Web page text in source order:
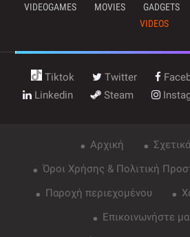
VIDEOGAMES MOVIES GADGETS
VIDEOS
Tiktok Twitter
Linkedin
Steam
Αρχική
Όροι Χρήσης & Πολιτική
Παροχή περιεχομένου
Επικοινωνήστε